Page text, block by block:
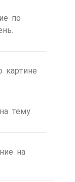
по
картине
тему
на